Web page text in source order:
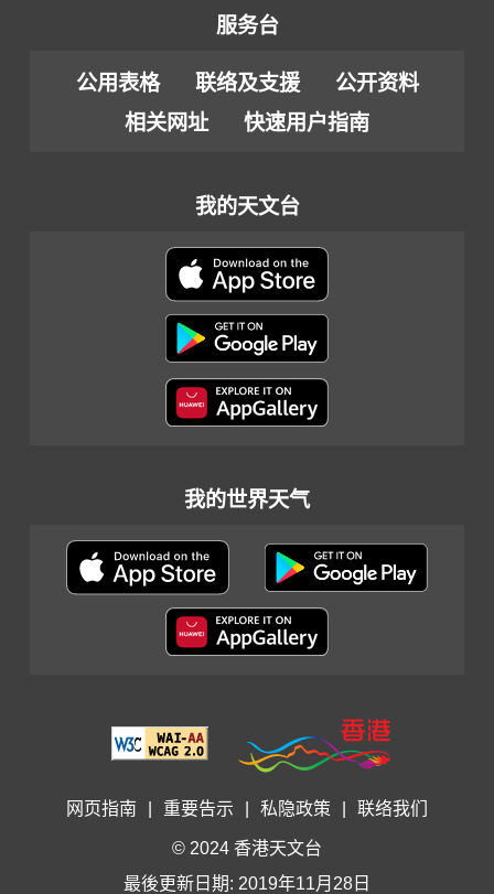
服务台
公用表格 联络及支援
公开资料
相关网址
快速用户指南
我的天文台
我的世界天气
网页指南 重要告示 私隐政策 联络我们
© 2024 香港天文台
最後更新日期: 2019年11月28日